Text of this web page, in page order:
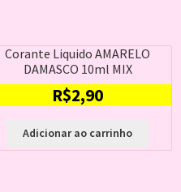
Corante Liquido AMARELO
DAMASCO 10ml MIX
R$2,90
Adicionar ao carrinho